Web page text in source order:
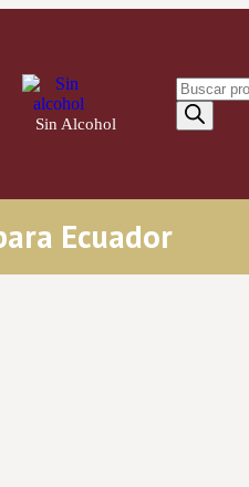
Sin Alcohol
Ecuador